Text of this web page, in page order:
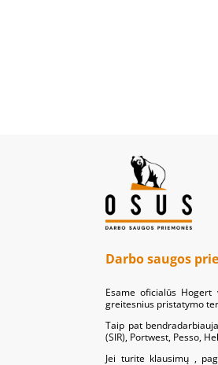
Darbo saugos
Esame oficialūs
greitesnius pristatymo
Taip pat
(SIR), Portwest, Pesso,
Jei turite klausimų ,